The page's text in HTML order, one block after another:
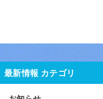
最新情報 カテゴリ